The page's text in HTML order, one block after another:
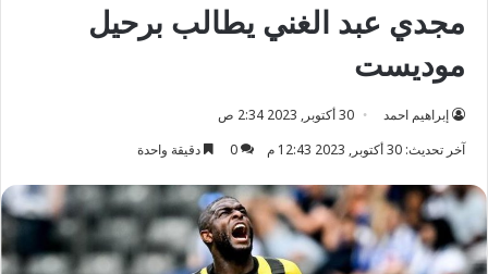
مجدي عبد الغني يطالب برحيل
موديست
إبراهيم احمد
30 أكتوبر, 2023 2:34 ص
آخر تحديث: 30 أكتوبر, 2023 12:43 م
0 دقيقة واحدة